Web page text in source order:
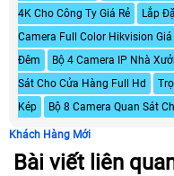
4K Cho Công Ty Giá Rẻ
Lắp
Camera Full Color Hikvision Giá
Đêm
Bộ 4 Camera IP Nhà
Sát Cho Cửa Hàng Full Hd
Kép
Bộ 8 Camera Quan Sát
Khách Hàng Mới
Bài viết liên